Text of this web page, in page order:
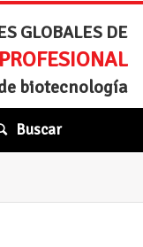
GLOBALES DE
biotecnología
Buscar